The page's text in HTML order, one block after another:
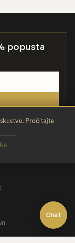
Chat
Pročitajte
popusta